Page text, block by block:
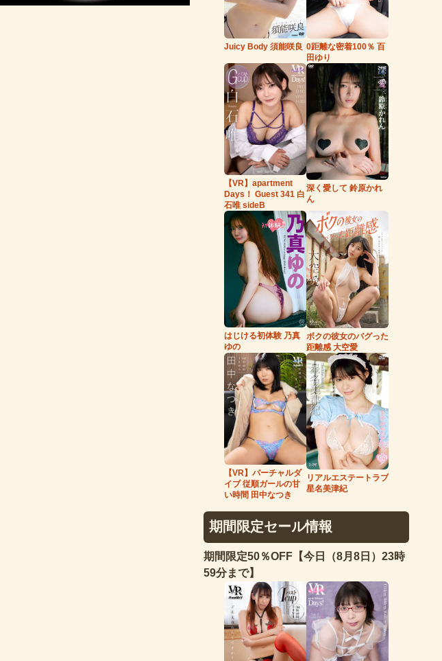
Juicy Body 須能咲良 0距離な密着100％ 百
田ゆり
【VR】apartment
Days！ Guest 341 白
石唯 sideB
深く愛して 鈴原かれ
ん
はじける初体験 乃真
ゆの
ボクの彼女のバグった
距離感 大空愛
【VR】バーチャルダ
イブ 従順ガールの甘
い時間 田中なつき
リアルエステートラブ
星名美津紀
期間限定セール情報
期間限定50％OFF【今日（8月8日）23時
59分まで】